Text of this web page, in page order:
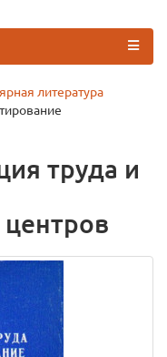
литература
труда и